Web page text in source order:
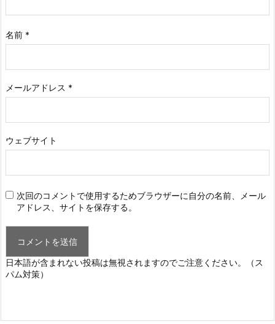
名前 *
メールアドレス *
ウェブサイト
次回のコメントで使用するためブラウザーに自分の名前、メール
アドレス、サイトを保存する。
日本語が含まれない投稿は無視されますのでご注意ください。（ス
パム対策）